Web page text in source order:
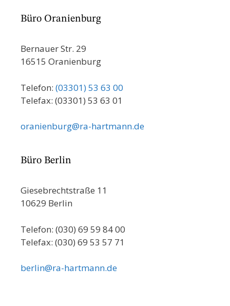
Büro Oranienburg
Bernauer Str. 29
16515 Oranienburg
Telefon: (03301) 53 63 00
Telefax: (03301) 53 63 01
oranienburg@ra-hartmann.de
Büro Berlin
Giesebrechtstraße 11
10629 Berlin
Telefon: (030) 69 59 84 00
Telefax: (030) 69 53 57 71
berlin@ra-hartmann.de